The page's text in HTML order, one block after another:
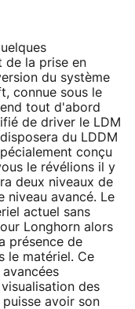
de la prise en
du système
connue sous le
tout d'abord
de driver le LDM
du LDDM
conçu
le révélions il y
deux niveaux de
niveau avancé. Le
actuel sans
Longhorn alors
présence de
le matériel. Ce
des
avoir son